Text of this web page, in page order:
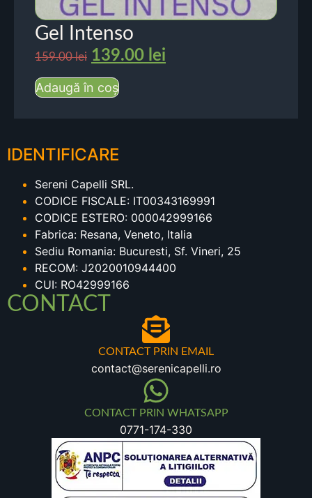
Gel Intenso
159.00lei 139.00 lei
Adaugă în coș
IDENTIFICARE
Sereni Capelli SRL.
CODICE FISCALE: IT00343169991
CODICE ESTERO: 000042999166
Fabrica: Resana, Veneto, Italia
Sediu Romania: Bucuresti, Sf. Vineri, 25
RECOM: J2020010944400
CUI: RO42999166
CONTACT
CONTACT PRIN EMAIL
contact@serenicapelli.ro
CONTACT PRIN WHATSAPP
0771-174-330